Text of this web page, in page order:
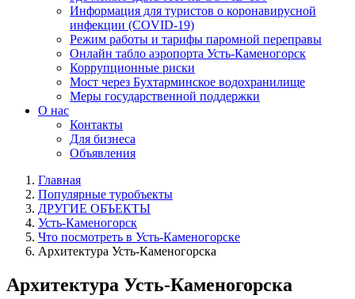
Информация для туристов о коронавирусной
инфекции (COVID-19)
Режим работы и тарифы паромной переправы
Онлайн табло аэропорта Усть-Каменогорск
Коррупционные риски
Мост через Бухтарминское водохранилище
Меры государственной поддержки
О нас
Контакты
Для бизнеса
Объявления
Главная
Популярные туробъекты
ДРУГИЕ ОБЪЕКТЫ
Усть-Каменогорск
Что посмотреть в Усть-Каменогорске
Архитектура Усть-Каменогорска
Архитектура Усть-Каменогорска